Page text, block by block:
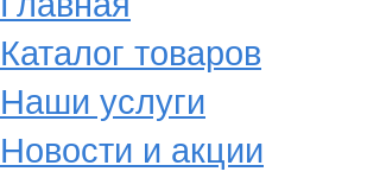
Каталог товаров
Наши услуги
Новости и акции